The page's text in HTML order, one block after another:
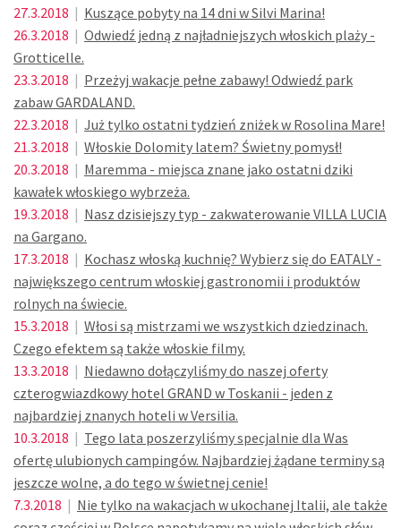
27.3.2018 | Kuszące pobyty na 14 dni w Silvi Marina!
26.3.2018 | Odwiedź jedną z najładniejszych włoskich plaży -
Grotticelle.
23.3.2018 | Przeżyj wakacje pełne zabawy! Odwiedź park
zabaw GARDALAND.
22.3.2018 | Już tylko ostatni tydzień zniżek w Rosolina Mare!
21.3.2018 | Włoskie Dolomity latem? Świetny pomysł!
20.3.2018 | Maremma - miejsca znane jako ostatni dziki
kawałek włoskiego wybrzeża.
19.3.2018 | Nasz dzisiejszy typ - zakwaterowanie VILLA LUCIA
na Gargano.
17.3.2018 | Kochasz włoską kuchnię? Wybierz się do EATALY -
największego centrum włoskiej gastronomii i produktów
rolnych na świecie.
15.3.2018 | Włosi są mistrzami we wszystkich dziedzinach.
Czego efektem są także włoskie filmy.
13.3.2018 | Niedawno dołączyliśmy do naszej oferty
czterogwiazdkowy hotel GRAND w Toskanii - jeden z
najbardziej znanych hoteli w Versilia.
10.3.2018 | Tego lata poszerzyliśmy specjalnie dla Was
ofertę ulubionych campingów. Najbardziej żądane terminy są
jeszcze wolne, a do tego w świetnej cenie!
7.3.2018 | Nie tylko na wakacjach w ukochanej Italii, ale także